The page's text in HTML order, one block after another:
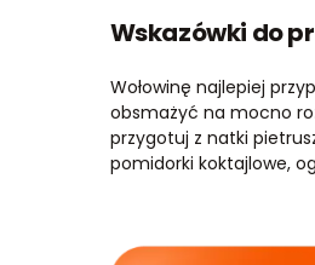
Wskazówki do
Wołowinę najlepiej
obsmażyć na mocno
przygotuj z natki
pomidorki koktajlowe,